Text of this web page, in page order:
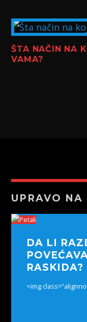
ŠTA NAČIN NA
VAMA?
UPRAVO NA
DA LI
RASKIDA?
<img